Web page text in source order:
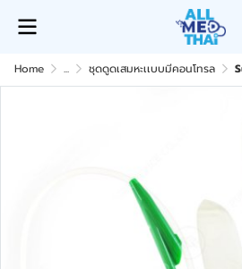
Home ... ชุดดูดเสมหะเเบบมีคอนโทรล